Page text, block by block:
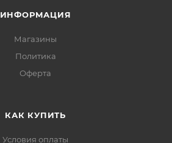
ИНФОРМАЦИЯ
Магазины
Политика
Офертa
КАК КУПИТЬ
Условия оплаты